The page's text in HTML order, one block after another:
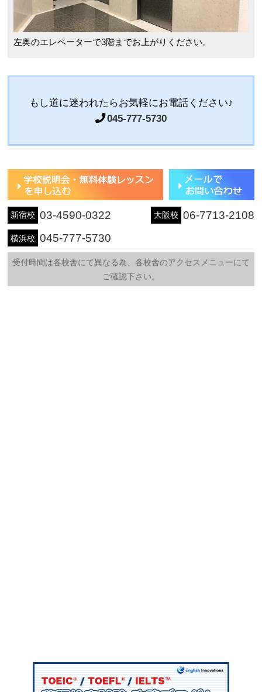
左奥のエレベーターで3階までお上がりください。
もし道に迷われたらお気軽にお電話ください♪
045-777-5730
新宿校 03-4590-0322 大阪校 06-7713-2108
横浜校 045-777-5730
受付時間は各校舎にて異なる為、各校舎のアクセスメニューにて
ご確認下さい。